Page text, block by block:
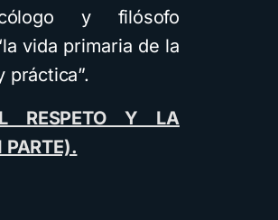
y filósofo
vida primaria de la
práctica”.
RESPETO Y LA
PARTE).